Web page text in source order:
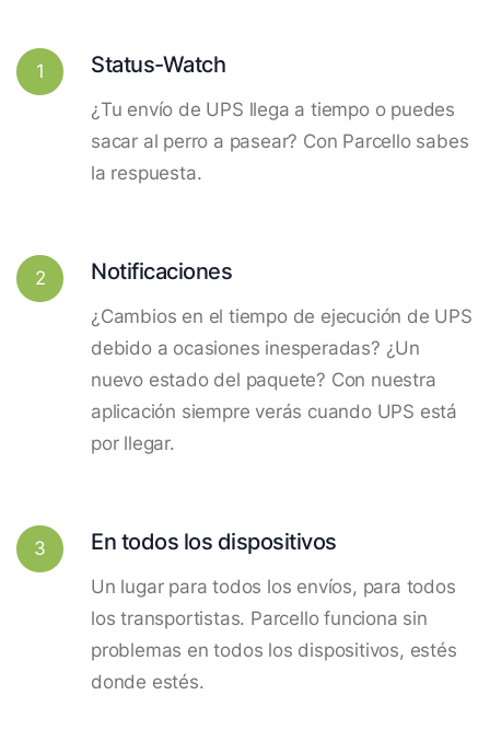
1 Status-Watch
¿Tu envío de UPS llega a tiempo o puedes
sacar al perro a pasear? Con Parcello sabes
la respuesta.
2 Notificaciones
¿Cambios en el tiempo de ejecución de UPS
debido a ocasiones inesperadas? ¿Un
nuevo estado del paquete? Con nuestra
aplicación siempre verás cuando UPS está
por llegar.
3 En todos los dispositivos
Un lugar para todos los envíos, para todos
los transportistas. Parcello funciona sin
problemas en todos los dispositivos, estés
donde estés.